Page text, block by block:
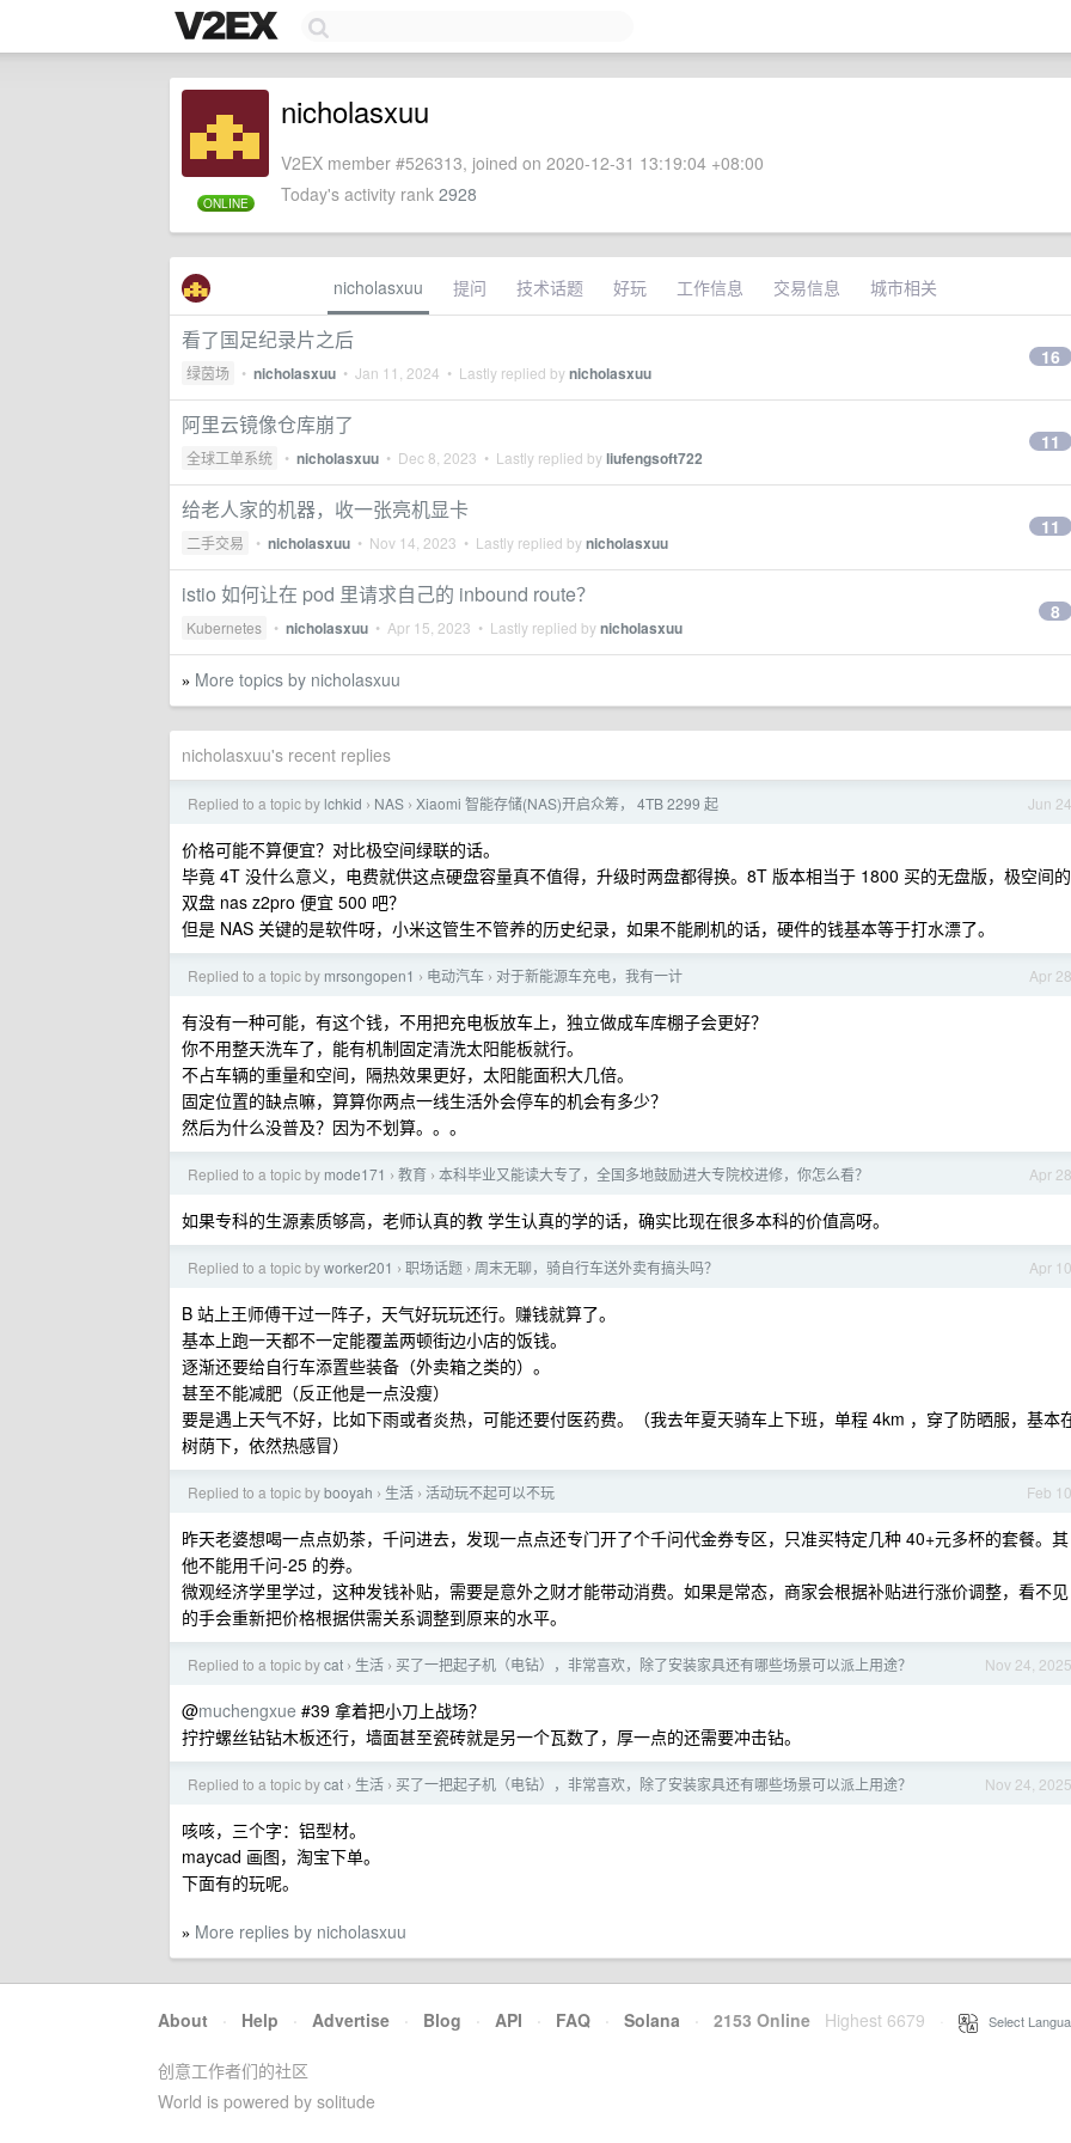
ONLINE
nicholasxuu
V2EX member #526313, joined on 2020-12-31 13:19:04 +08:00
Today's activity rank 2928
nicholasxuu 提问 技术话题 好玩 工作信息 交易信息 城市相关
看了国足纪录片之后
绿茵场 • nicholasxuu • Jan 11, 2024 • Lastly replied bynicholasxuu
16
阿里云镜像仓库崩了
全球工单系统 • nicholasxuu • Dec 8, 2023 • Lastly replied byliufengsoft722
11
给老人家的机器，收一张亮机显卡
二手交易 • nicholasxuu • Nov 14, 2023 • Lastly replied bynicholasxuu
11
istio 如何让在 pod 里请求自己的 inbound route？
Kubernetes • nicholasxuu • Apr 15, 2023 • Lastly replied bynicholasxuu
8
» More topics by nicholasxuu
nicholasxuu's recent replies
Jun 24
Replied to a topic by lchkid › NAS › Xiaomi 智能存储(NAS)开启众筹， 4TB 2299 起
价格可能不算便宜？对比极空间绿联的话。
毕竟 4T 没什么意义，电费就供这点硬盘容量真不值得，升级时两盘都得换。8T 版本相当于 1800 买的无盘版，极空间的
双盘 nas z2pro 便宜 500 吧？
但是 NAS 关键的是软件呀，小米这管生不管养的历史纪录，如果不能刷机的话，硬件的钱基本等于打水漂了。
Apr 28
Replied to a topic by mrsongopen1 › 电动汽车 › 对于新能源车充电，我有一计
有没有一种可能，有这个钱，不用把充电板放车上，独立做成车库棚子会更好？
你不用整天洗车了，能有机制固定清洗太阳能板就行。
不占车辆的重量和空间，隔热效果更好，太阳能面积大几倍。
固定位置的缺点嘛，算算你两点一线生活外会停车的机会有多少？
然后为什么没普及？因为不划算。。。
Apr 28
Replied to a topic by mode171 › 教育 › 本科毕业又能读大专了，全国多地鼓励进大专院校进修，你怎么看？
如果专科的生源素质够高，老师认真的教 学生认真的学的话，确实比现在很多本科的价值高呀。
Apr 10
Replied to a topic byworker201 › 职场话题 › 周末无聊，骑自行车送外卖有搞头吗？
B 站上王师傅干过一阵子，天气好玩玩还行。赚钱就算了。
基本上跑一天都不一定能覆盖两顿街边小店的饭钱。
逐渐还要给自行车添置些装备（外卖箱之类的）。
甚至不能减肥（反正他是一点没瘦）
要是遇上天气不好，比如下雨或者炎热，可能还要付医药费。（我去年夏天骑车上下班，单程 4km ，穿了防晒服，基本
树荫下，依然热感冒）
Feb 10
Replied to a topic bybooyah › 生活 › 活动玩不起可以不玩
昨天老婆想喝一点点奶茶，千问进去，发现一点点还专门开了个千问代金券专区，只准买特定几种 40+元多杯的套餐。其
他不能用千问-25 的券。
微观经济学里学过，这种发钱补贴，需要是意外之财才能带动消费。如果是常态，商家会根据补贴进行涨价调整，看不见
的手会重新把价格根据供需关系调整到原来的水平。
Nov 24, 2025
Replied to a topic bycat › 生活 › 买了一把起子机（电钻），非常喜欢，除了安装家具还有哪些场景可以派上用途？
@muchengxue #39 拿着把小刀上战场？
拧拧螺丝钻钻木板还行，墙面甚至瓷砖就是另一个瓦数了，厚一点的还需要冲击钻。
Nov 24, 2025
Replied to a topic bycat › 生活 › 买了一把起子机（电钻），非常喜欢，除了安装家具还有哪些场景可以派上用途？
咳咳，三个字：铝型材。
maycad 画图，淘宝下单。
下面有的玩呢。
» More replies by nicholasxuu
About · Help · Advertise · Blog · API · FAQ · Solana · 2153 Online Highest 6679 Select
创意工作者们的社区
World is powered by solitude